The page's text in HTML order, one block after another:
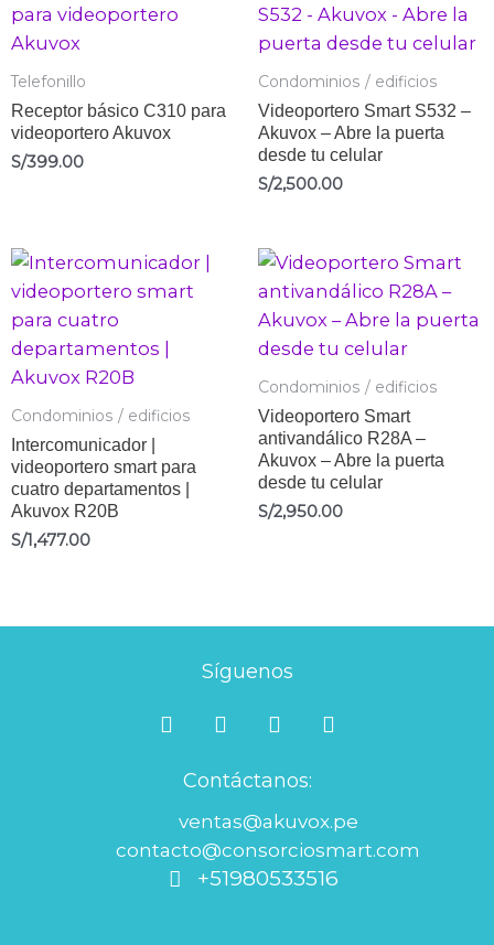
Telefonillo
Receptor básico C310 para
videoportero Akuvox
S/399.00
Condominios / edificios
Videoportero Smart S532 –
Akuvox – Abre la puerta
desde tu celular
S/2,500.00
Condominios / edificios
Intercomunicador |
videoportero smart para
cuatro departamentos |
Akuvox R20B
S/1,477.00
Condominios / edificios
Videoportero Smart
antivandálico R28A –
Akuvox – Abre la puerta
desde tu celular
S/2,950.00
Síguenos
F
o
k
I
s
t
a
g
r
a
L
n
k
e
i
n
Y
u
b
e
Contáctanos:
ventas@akuvox.pe
contacto@consorciosmart.com
+51980533516